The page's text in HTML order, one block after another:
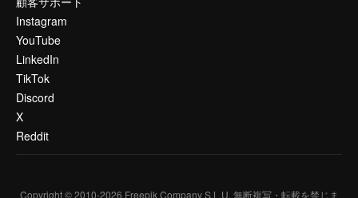
Instagram
YouTube
LinkedIn
TikTok
Discord
X
Reddit
Copyright © 2010-2026 Freepik Company S.L.U. 無断複写・転載を禁じま